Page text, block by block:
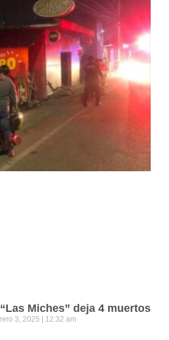
Miches” deja 4 muertos
3, 2025 12:32 am